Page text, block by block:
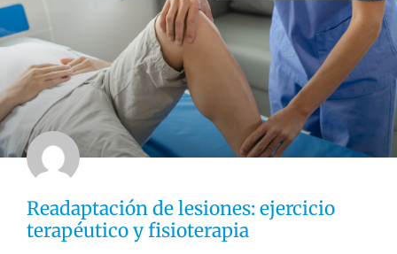
Readaptación de lesiones: ejercicio
terapéutico y fisioterapia